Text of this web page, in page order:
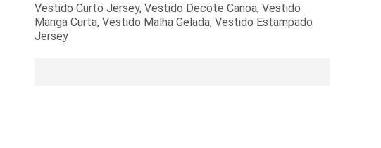
Vestido Curto Jersey, Vestido Decote Canoa, Vestido
Manga Curta, Vestido Malha Gelada, Vestido Estampado
Jersey